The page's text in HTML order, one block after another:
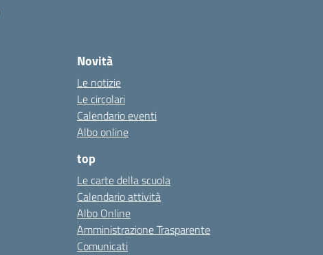
Novità
Le notizie
Le circolari
Calendario eventi
Albo online
top
Le carte della scuola
Calendario attività
Albo Online
Amministrazione Trasparente
Comunicati